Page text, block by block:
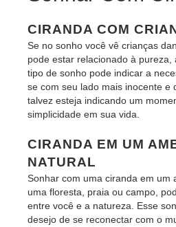
CIRANDA COM
Se no sonho você vê crianças
pode estar relacionado à pureza,
tipo de sonho pode indicar a
se com seu lado mais inocente e
talvez esteja indicando um
simplicidade em sua vida.
CIRANDA EM UM
NATURAL
Sonhar com uma ciranda em um
uma floresta, praia ou campo,
entre você e a natureza. Esse
desejo de se reconectar com o